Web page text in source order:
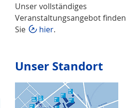
Unser vollständiges
Veranstaltungsangebot finden
Sie
hier.
Unser Standort